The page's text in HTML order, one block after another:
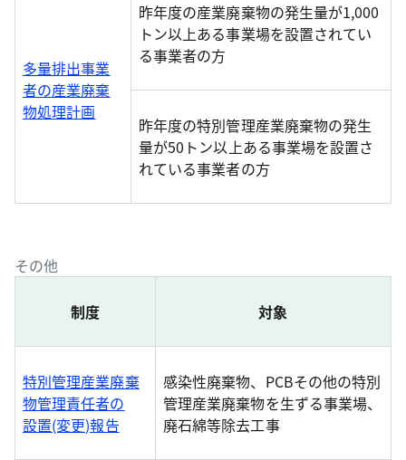
多量排出事業
者の産業廃棄
物処理計画
昨年度の産業廃棄物の発生量が1,000
トン以上ある事業場を設置されてい
る事業者の方
昨年度の特別管理産業廃棄物の発生
量が50トン以上ある事業場を設置さ
れている事業者の方
その他
制度 対象
特別管理産業廃棄
物管理責任者の
設置(変更)報告
感染性廃棄物、PCBその他の特別
管理産業廃棄物を生ずる事業場、
廃石綿等除去工事